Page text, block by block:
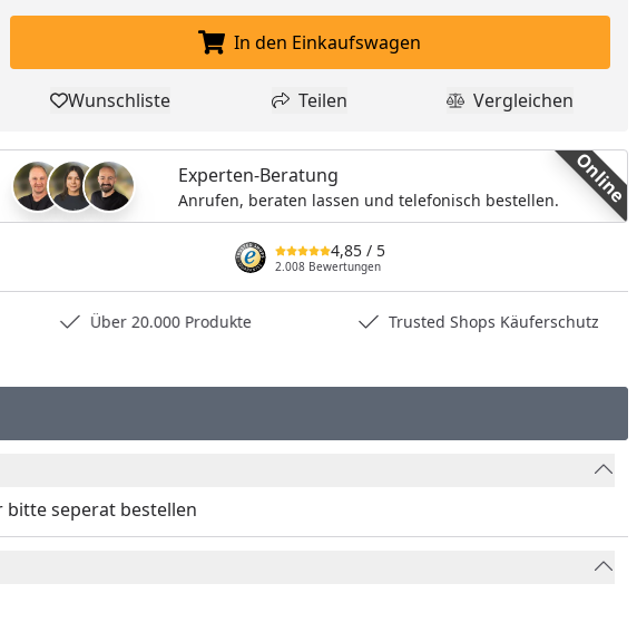
In den Einkaufswagen legen
In den Einkaufswagen
Produkt zur Wunschliste hinzufügen
Wunschliste Teilen
Teilen Produkt
Vergleichen
Online
Experten-Beratung
Anrufen, beraten lassen und telefonisch bestellen.
4,85 / 5
2.008 Bewertungen
Über 20.000 Produkte Trusted Shops Käuferschutz
bitte seperat bestellen